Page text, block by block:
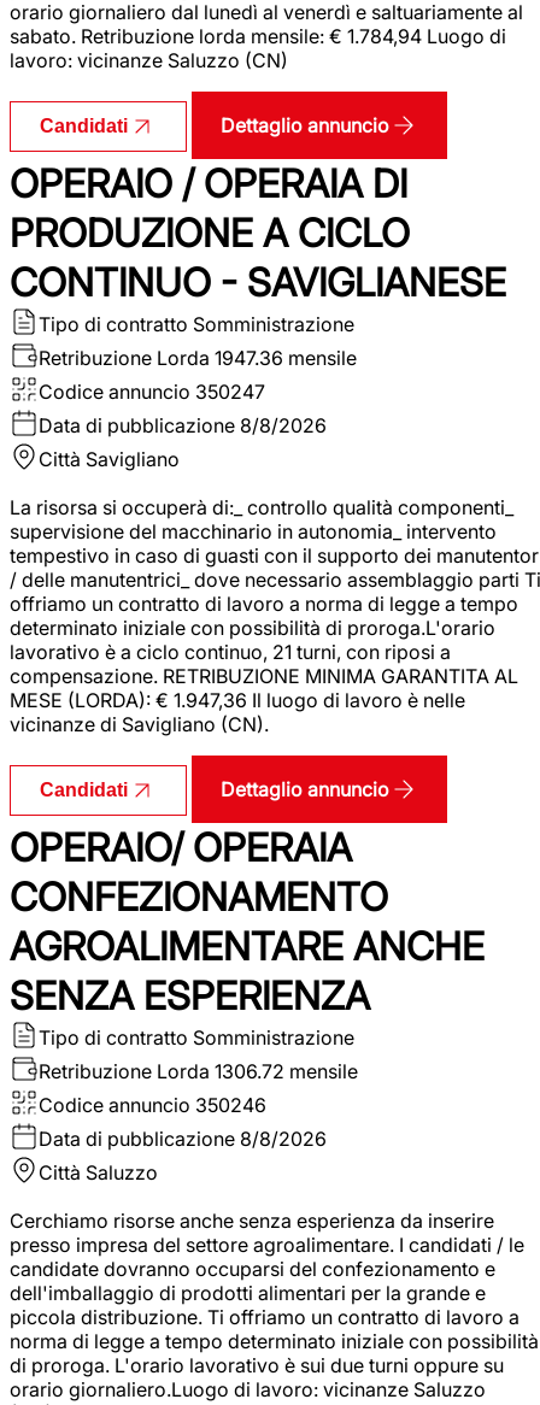
orario giornaliero dal lunedì al venerdì e saltuariamente al
sabato. Retribuzione lorda mensile: € 1.784,94 Luogo di
lavoro: vicinanze Saluzzo (CN)
Candidati Dettaglio annuncio
OPERAIO / OPERAIA DI
PRODUZIONE A CICLO
CONTINUO - SAVIGLIANESE
Tipo di contratto Somministrazione
Retribuzione Lorda 1947.36 mensile
Codice annuncio 350247
Data di pubblicazione 8/8/2026
Città Savigliano
La risorsa si occuperà di:_ controllo qualità componenti_
supervisione del macchinario in autonomia_ intervento
tempestivo in caso di guasti con il supporto dei
/ delle manutentrici_ dove necessario assemblaggio parti Ti
offriamo un contratto di lavoro a norma di legge a tempo
determinato iniziale con possibilità di proroga.L'orario
lavorativo è a ciclo continuo, 21 turni, con riposi a
compensazione. RETRIBUZIONE MINIMA GARANTITA AL
MESE (LORDA): € 1.947,36 Il luogo di lavoro è nelle
vicinanze di Savigliano (CN).
Candidati Dettaglio annuncio
OPERAIO/ OPERAIA
CONFEZIONAMENTO
AGROALIMENTARE ANCHE
SENZA ESPERIENZA
Tipo di contratto Somministrazione
Retribuzione Lorda 1306.72 mensile
Codice annuncio 350246
Data di pubblicazione 8/8/2026
Città Saluzzo
Cerchiamo risorse anche senza esperienza da inserire
presso impresa del settore agroalimentare. I candidati / le
candidate dovranno occuparsi del confezionamento e
dell'imballaggio di prodotti alimentari per la grande e
piccola distribuzione. Ti offriamo un contratto di lavoro a
norma di legge a tempo determinato iniziale con possibilità
di proroga. L'orario lavorativo è sui due turni oppure su
orario giornaliero.Luogo di lavoro: vicinanze Saluzzo